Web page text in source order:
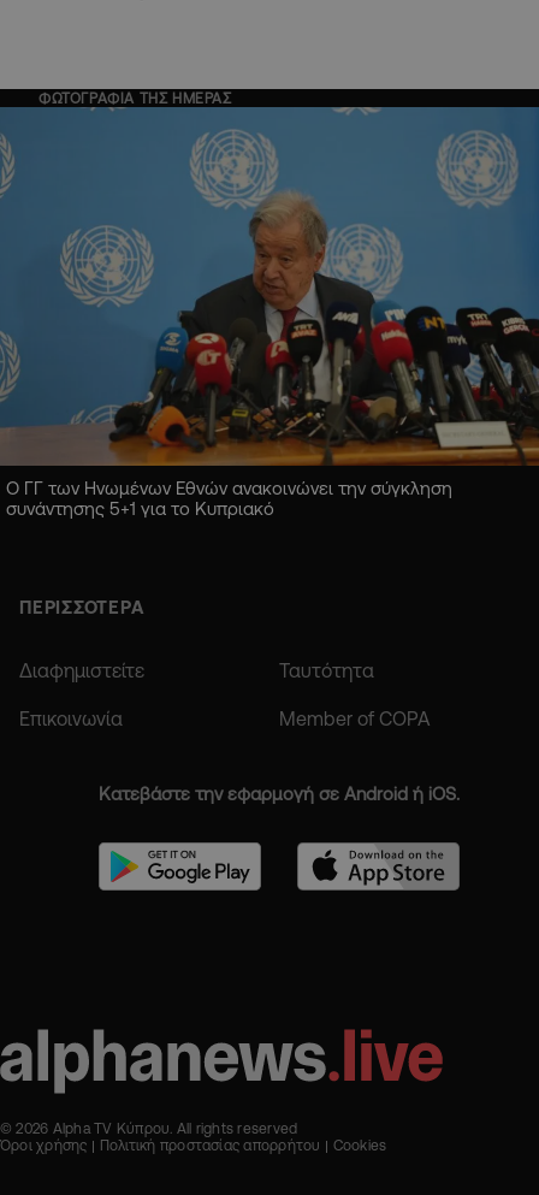
ΦΩΤΟΓΡΑΦΙΑ ΤΗΣ ΗΜΕΡΑΣ
Ο ΓΓ των Ηνωμένων Εθνών ανακοινώνει την σύγκληση
συνάντησης 5+1 για το Κυπριακό
ΠΕΡΙΣΣΟΤΕΡΑ
Διαφημιστείτε Ταυτότητα
Επικοινωνία Member of COPA
Κατεβάστε την εφαρμογή σε Android ή iOS.
© 2026 Alpha TV Κύπρου. All rights reserved
Όροι χρήσης
Πολιτική προστασίας απορρήτου Cookies